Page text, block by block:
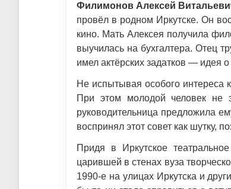
Филимонов Алексей
провёл в родном Иркутске. Он
кино. Мать Алексея получила
выучилась на бухгалтера. Отец
имел актёрских задатков — идея
Не испытывая особого интереса
При этом молодой человек не
руководительница предложила
воспринял этот совет как шутку,
Придя в Иркутское
царившей в стенах вуза
1990-е на улицах Иркутска и